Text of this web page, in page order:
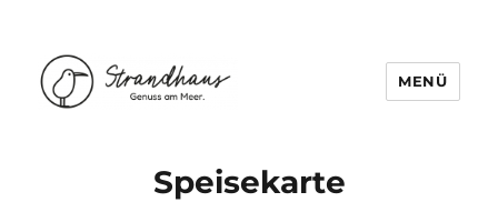
MENÜ
Speisekarte